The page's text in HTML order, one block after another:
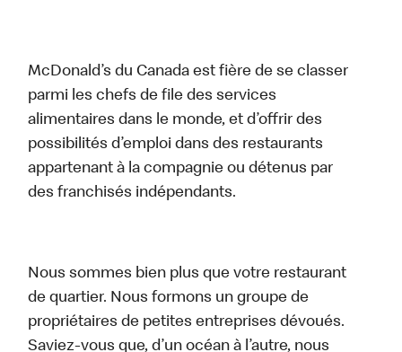
McDonald’s du Canada est fière de se classer
parmi les chefs de file des services
alimentaires dans le monde, et d’offrir des
possibilités d’emploi dans des restaurants
appartenant à la compagnie ou détenus par
des franchisés indépendants.
Nous sommes bien plus que votre restaurant
de quartier. Nous formons un groupe de
propriétaires de petites entreprises dévoués.
Saviez-vous que, d’un océan à l’autre, nous